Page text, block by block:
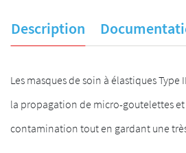
Description
Les masques de soin à élastiques
la propagation de micro-goutelettes et
contamination tout en gardant une